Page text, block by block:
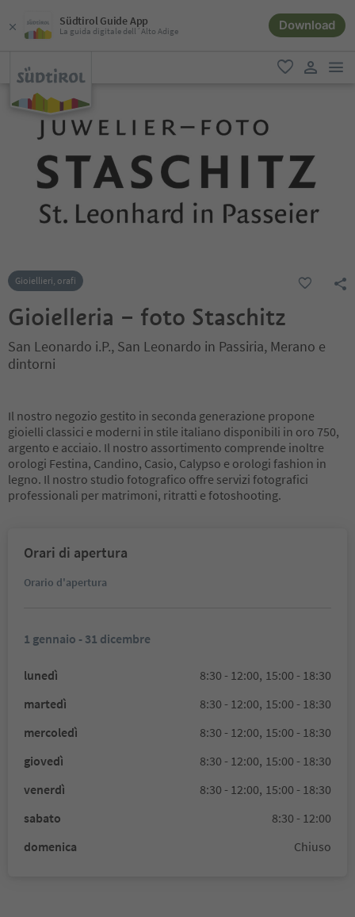
Südtirol Guide App
La guida digitale dell´Alto Adige Download
favoriti
Gioiellieri, orafi
Gioielleria – foto Staschitz
San Leonardo i.P., San Leonardo in Passiria, Merano e
dintorni
Il nostro negozio gestito in seconda generazione propone
gioielli classici e moderni in stile italiano disponibili in oro 750,
argento e acciaio. Il nostro assortimento comprende inoltre
orologi Festina, Candino, Casio, Calypso e orologi fashion in
legno. Il nostro studio fotografico offre servizi fotografici
professionali per matrimoni, ritratti e fotoshooting.
Orari di apertura
Orario d'apertura
1 gennaio - 31 dicembre
lunedì 8:30 - 12:00, 15:00 - 18:30
martedì
8:30 - 12:00, 15:00 - 18:30
mercoledì
8:30 - 12:00, 15:00 - 18:30
giovedì
8:30 - 12:00, 15:00 - 18:30
venerdì
8:30 - 12:00, 15:00 - 18:30
sabato
8:30 - 12:00
domenica
Chiuso